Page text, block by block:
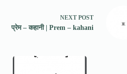
NEXT POST
प्रेम – कहानी | Prem – kahani